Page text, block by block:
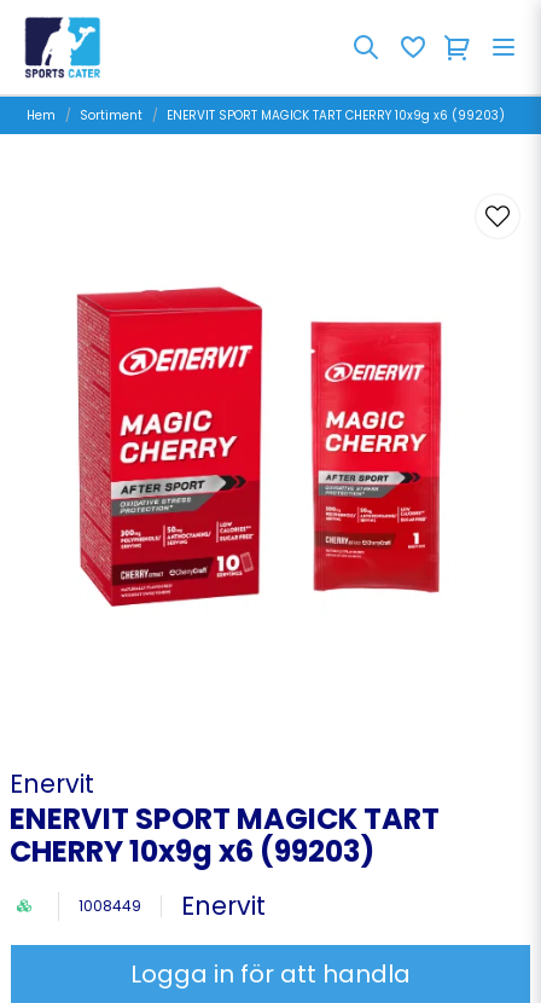
Hem Sortiment ENERVIT SPORT MAGICK TART CHERRY 10x9g x6 (99203)
Enervit
ENERVIT SPORT MAGICK TART
CHERRY 10x9g x6 (99203)
1008449 Enervit
Logga in för att handla